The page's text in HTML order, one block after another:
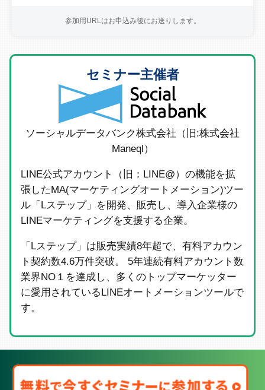
参加用URLはお申込み後にお送りします。
セミナー主催者
ソーシャルデータバンク株式会社（旧:株式会社
Maneql）
LINE公式アカウント（旧：LINE@）の機能を拡
張したMA(マーケティングオートメーション)ツー
ル「Lステップ」を開発、販売し、導入企業様の
LINEマーケティングを支援する企業。
「Lステップ」は販売実績8年超で、有料アカウン
ト契約数4.6万件突破。 5年連続有料アカウント数
業界NO１を達成し、多くのトップマーケッター
に愛用されているLINEオートメーションツールで
す。